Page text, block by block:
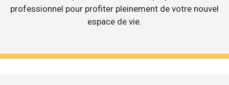
professionnel pour profiter pleinement de votre nouvel
espace de vie.